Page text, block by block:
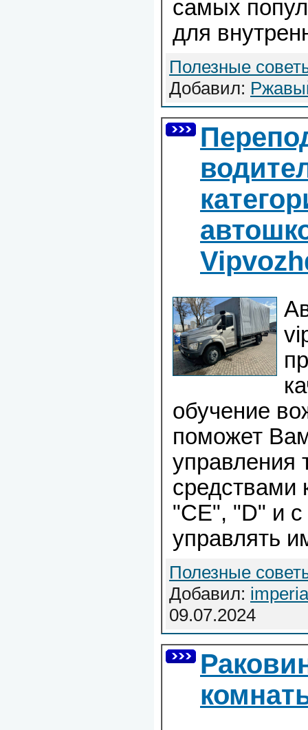
самых
для
Полезные
Добавил:
обучение
поможет
управления
средствами
"CE", "D" и с
управлять
Полезные
Добавил:
09.07.2024